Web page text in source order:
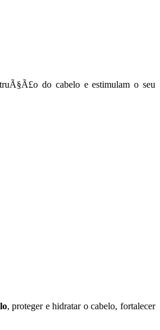
do cabelo e estimulam o seu
, proteger e hidratar o cabelo, fortalecer